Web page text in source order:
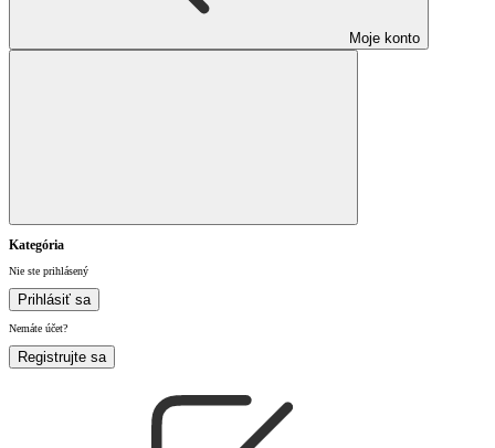
Moje konto
Kategória
Nie ste prihlásený
Prihlásiť sa
Nemáte účet?
Registrujte sa